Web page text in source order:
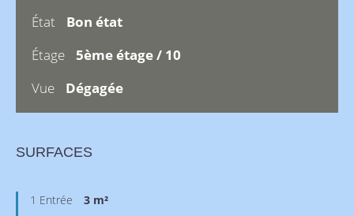
État
Bon état
Étage
5ème étage / 10
Vue
Dégagée
SURFACES
1 Entrée 3 m²